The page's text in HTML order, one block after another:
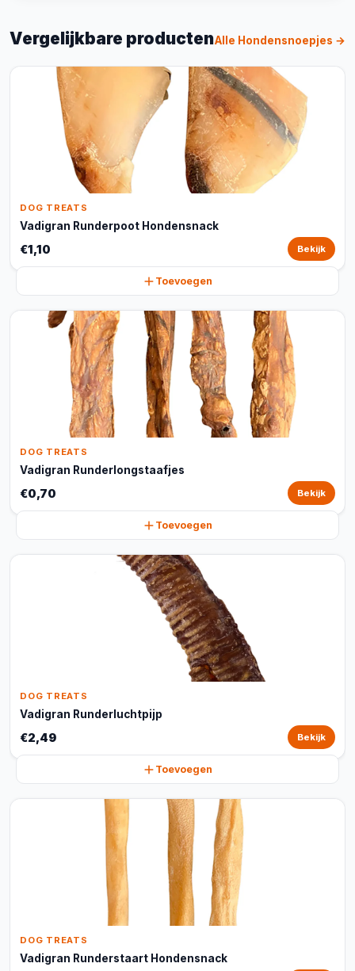
Vergelijkbare productenAlle Hondensnoepjes →
DOG TREATS
Vadigran Runderpoot Hondensnack
€1,10 Bekijk
Toevoegen
DOG TREATS
Vadigran Runderlongstaafjes
€0,70 Bekijk
Toevoegen
DOG TREATS
Vadigran Runderluchtpijp
€2,49 Bekijk
Toevoegen
DOG TREATS
Vadigran Runderstaart Hondensnack